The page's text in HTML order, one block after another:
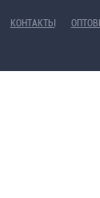
КОНТАКТЫ